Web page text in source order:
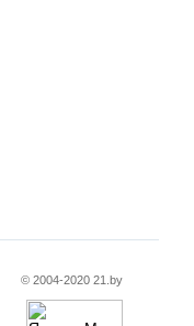
© 2004-2020 21.by